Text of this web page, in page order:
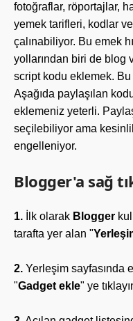
fotoğraflar, röportajlar,
yemek tarifleri, kodlar
çalınabiliyor. Bu emek
yollarından biri de blog
script kodu eklemek.
Aşağıda paylaşılan
eklemeniz yeterli.
seçilebiliyor ama
engelleniyor.
Blogger'a sağ
1. İlk olarak Blogger
tarafta yer alan "
2. Yerleşim sayfasında
"Gadget ekle" ye